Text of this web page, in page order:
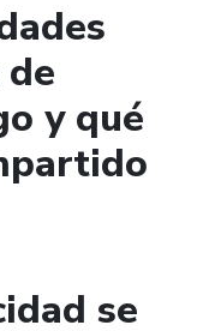
y qué
se